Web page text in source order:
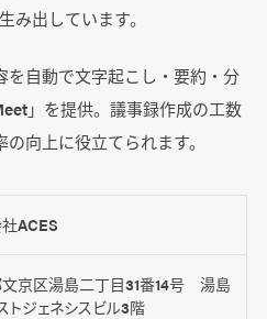
み出しています。
を自動で文字起こし・要約・分
」を提供。議事録作成の工数
向上に役立てられます。
ACES
京区湯島二丁目31番14号 湯島
トジェネシスビル3階